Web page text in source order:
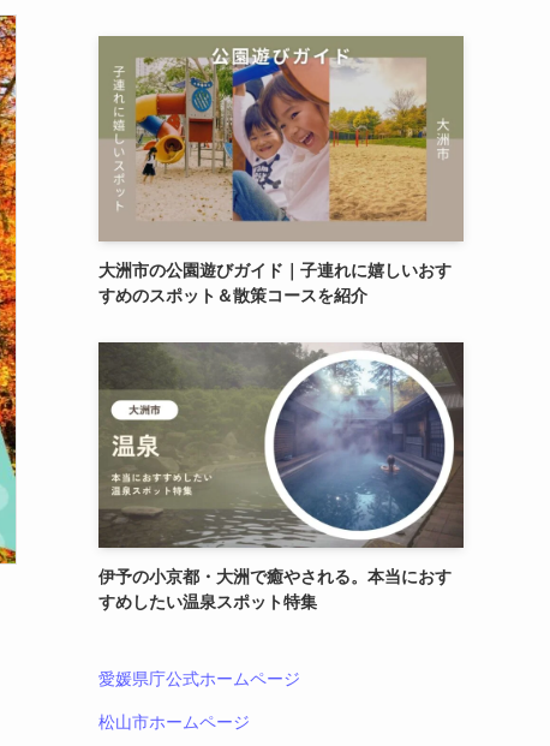
大洲市の公園遊びガイド｜子連れに嬉しいおす
すめのスポット＆散策コースを紹介
伊予の小京都・大洲で癒やされる。本当におす
すめしたい温泉スポット特集
愛媛県庁公式ホームページ
松山市ホームページ